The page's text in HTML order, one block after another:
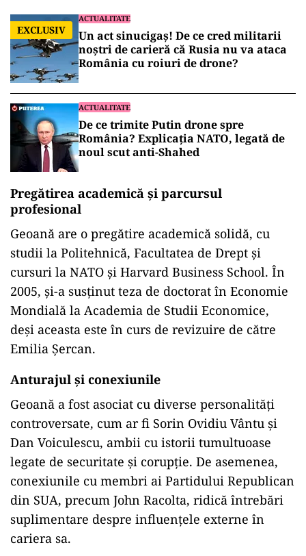
EXCLUSIV
ACTUALITATE
Un act sinucigaș! De ce cred militarii
noștri de carieră că Rusia nu va ataca
România cu roiuri de drone?
ACTUALITATE
De ce trimite Putin drone spre
România? Explicația NATO, legată de
noul scut anti-Shahed
Pregătirea academică și parcursul
profesional
Geoană are o pregătire academică solidă, cu
studii la Politehnică, Facultatea de Drept și
cursuri la NATO și Harvard Business School. În
2005, și-a susținut teza de doctorat în Economie
Mondială la Academia de Studii Economice,
deși aceasta este în curs de revizuire de către
Emilia Șercan.
Anturajul și conexiunile
Geoană a fost asociat cu diverse personalități
controversate, cum ar fi Sorin Ovidiu Vântu și
Dan Voiculescu, ambii cu istorii tumultuoase
legate de securitate și corupție. De asemenea,
conexiunile cu membri ai Partidului Republican
din SUA, precum John Racolta, ridică întrebări
suplimentare despre influențele externe în
cariera sa.